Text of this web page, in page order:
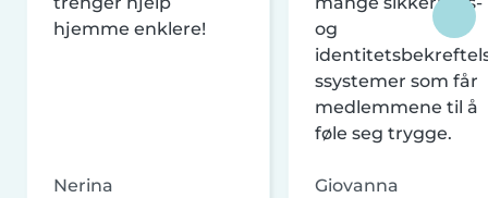
hjemme enklere!
Nerina
og
ssystemer som får
medlemmene til å
føle seg trygge.
Giovanna